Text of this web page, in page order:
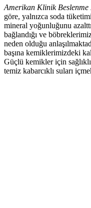
Amerikan Klinik Beslenme
göre, yalnızca soda
mineral yoğunluğunu
bağlandığı ve
neden olduğu
başına kemiklerimizdeki
Güçlü kemikler için
temiz kabarcıklı suları